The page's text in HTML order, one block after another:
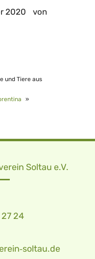
2020 von
und Tiere aus
»
Soltau e.V.
27 24